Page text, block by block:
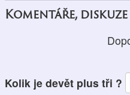
Komentáře, diskuze
Kolik je devět plus tři ?